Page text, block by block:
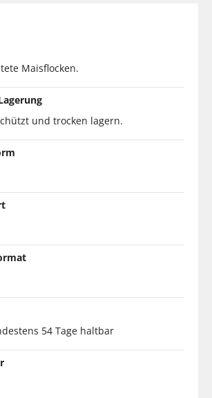
Maisflocken.
und trocken lagern.
54 Tage haltbar